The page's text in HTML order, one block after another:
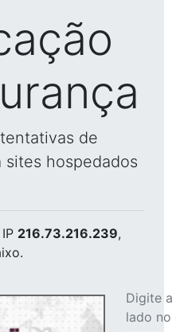
de
sites hospedados
216.73.216.239,
Digite
lado no